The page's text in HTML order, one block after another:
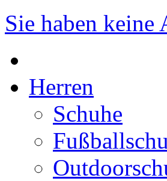
Sie haben
Herren
Schuhe